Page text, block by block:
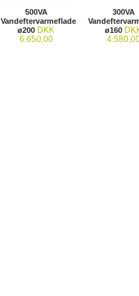
500VA
Vandeftervarmeflade
ø200 DKK
6.650,00
300VA
ø160